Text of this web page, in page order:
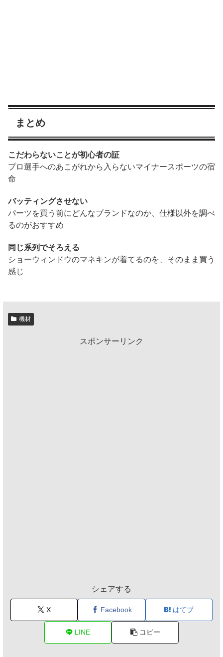
まとめ
こだわらないことが初心者の証
プロ選手へのあこがれから入らないマイナースポーツの宿
命
バッティングさせない
パーツを買う前にどんなブランドなのか、仕様以外を調べ
るのがおすすめ
同じ系列でそろえる
ショーウィンドウのマネキンが着てるのを、そのまま買う
感じ
機材
スポンサーリンク
シェアする
X Facebook はてブ
LINE コピー